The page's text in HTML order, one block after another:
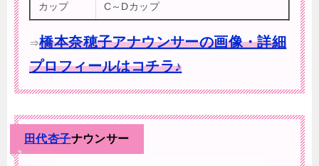
カップ C～Dカップ
⇒橋本奈穂子アナウンサーの画像・詳細
プロフィールはコチラ♪
田代杏子ナウンサー